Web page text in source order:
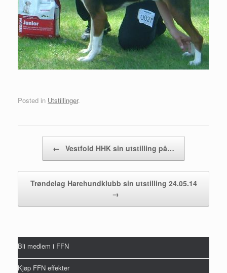
Posted in Utstillinger.
← Vestfold HHK sin utstilling på…
Trøndelag Harehundklubb sin utstilling 24.05.14
→
Bli medlem i FFN
Kjøp FFN effekter